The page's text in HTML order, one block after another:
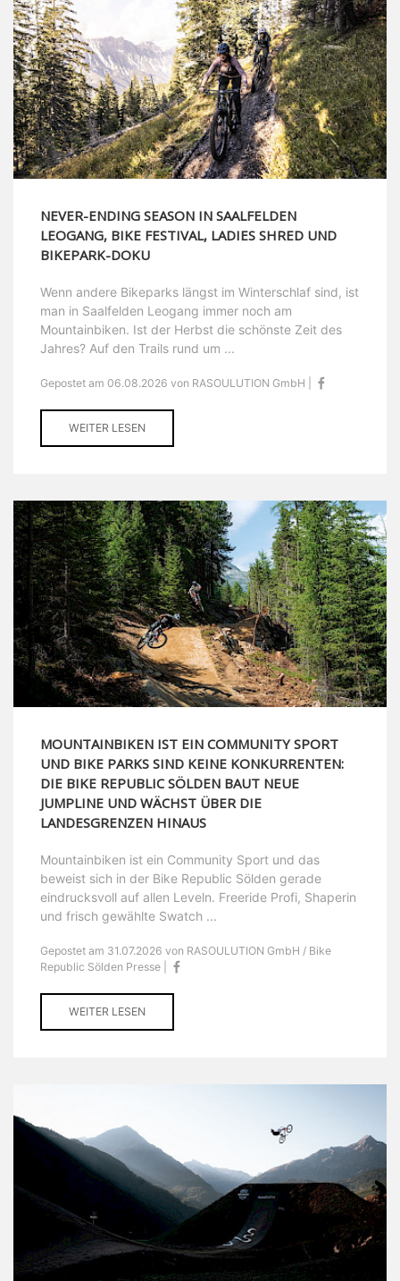
NEVER-ENDING SEASON IN SAALFELDEN
LEOGANG, BIKE FESTIVAL, LADIES SHRED UND
BIKEPARK-DOKU
Wenn andere Bikeparks längst im Winterschlaf sind, ist
man in Saalfelden Leogang immer noch am
Mountainbiken. Ist der Herbst die schönste Zeit des
Jahres? Auf den Trails rund um ...
Gepostet am 06.08.2026 von RASOULUTION GmbH |
WEITER LESEN
MOUNTAINBIKEN IST EIN COMMUNITY SPORT
UND BIKE PARKS SIND KEINE KONKURRENTEN:
DIE BIKE REPUBLIC SÖLDEN BAUT NEUE
JUMPLINE UND WÄCHST ÜBER DIE
LANDESGRENZEN HINAUS
Mountainbiken ist ein Community Sport und das
beweist sich in der Bike Republic Sölden gerade
eindrucksvoll auf allen Leveln. Freeride Profi, Shaperin
und frisch gewählte Swatch ...
Gepostet am 31.07.2026 von RASOULUTION GmbH / Bike
Republic Sölden Presse |
WEITER LESEN